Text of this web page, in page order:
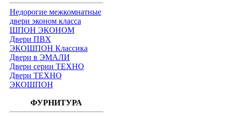
Недорогие межкомнатные
двери эконом класса
ШПОН ЭКОНОМ
Двери ПВХ
ЭКОШПОН Классика
Двери в ЭМАЛИ
Двери серии ТЕХНО
Двери ТЕХНО
ЭКОШПОН
ФУРНИТУРА